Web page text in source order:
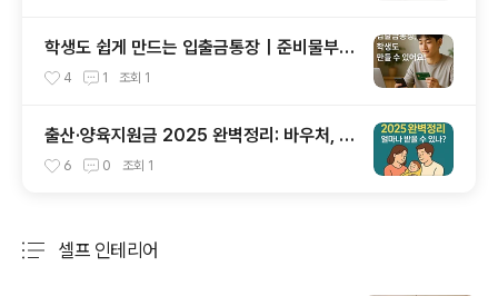
학생도 쉽게 만드는 입출금통장｜준비물부터
개설 방법까지
4 1 조회 1
출산·양육지원금 2025 완벽정리: 바우처, 지
급확대, 축하금 얼마까지?
6 0 조회 1
셀프 인테리어